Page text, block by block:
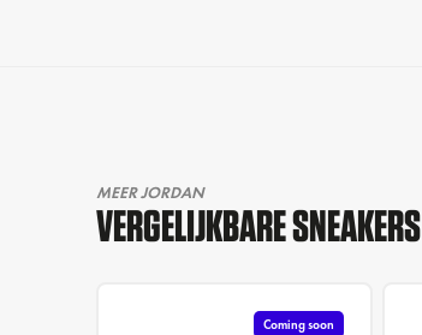
MEER JORDAN
VERGELIJKBARE SNEAKERS
Coming soon